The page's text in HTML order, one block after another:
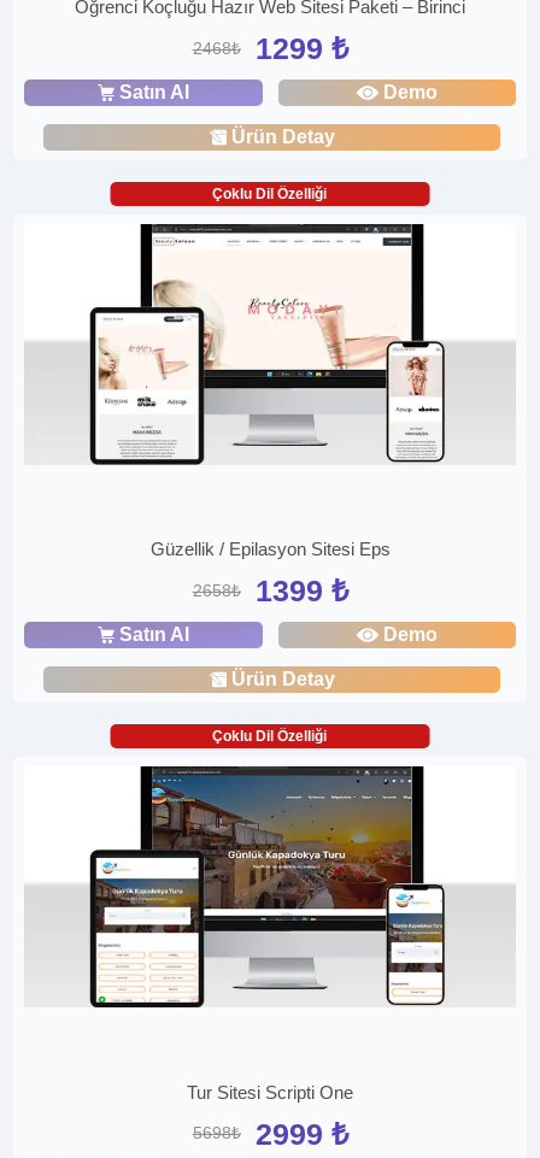
Öğrenci Koçluğu Hazır Web Sitesi Paketi – Birinci
2468₺ 1299 ₺
Satın Al Demo
Ürün Detay
Çoklu Dil Özelliği
Güzellik / Epilasyon Sitesi Eps
2658₺ 1399 ₺
Satın Al Demo
Ürün Detay
Çoklu Dil Özelliği
Tur Sitesi Scripti One
5698₺ 2999 ₺